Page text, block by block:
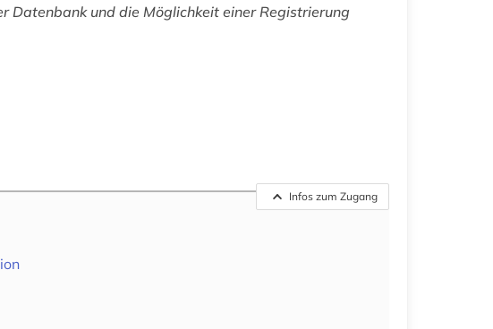
Datenbank und die Möglichkeit einer Registrierung
Infos zum Zugang